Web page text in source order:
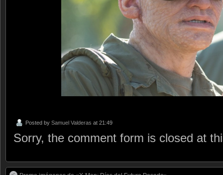
Posted by Samuel Valderas at 21:49
Sorry, the comment form is closed at